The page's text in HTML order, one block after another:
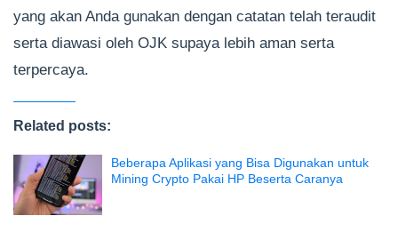
yang akan Anda gunakan dengan catatan telah teraudit
serta diawasi oleh OJK supaya lebih aman serta
terpercaya.
Related posts:
Beberapa Aplikasi yang Bisa Digunakan untuk
Mining Crypto Pakai HP Beserta Caranya